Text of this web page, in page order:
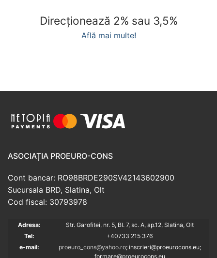
Direcționează 2% sau 3,5%
Află mai multe!
ASOCIAȚIA PROEURO-CONS
Cont bancar: RO98BRDE290SV42143602900
Sucursala BRD, Slatina, Olt
Cod fiscal: 30793978
Adresa:
Str. Garofitei, nr. 5, Bl. 7, sc. A, ap.12, Slatina, Olt
Tel:
+40733 215 376
e-mail:
proeuro_cons@yahoo.ro; inscrieri@proeurocons.eu;
formare@proeurocons.eu